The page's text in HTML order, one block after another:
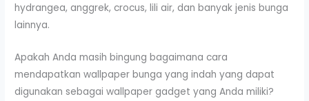
hydrangea, anggrek, crocus, lili air, dan banyak jenis bunga
lainnya.
Apakah Anda masih bingung bagaimana cara
mendapatkan wallpaper bunga yang indah yang dapat
digunakan sebagai wallpaper gadget yang Anda miliki?